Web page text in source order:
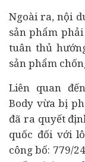
Ngoài ra, nội
sản phẩm
tuân thủ
sản phẩm
Liên quan
Body vừa bị
đã ra quyết
quốc đối với
công bố: 779/